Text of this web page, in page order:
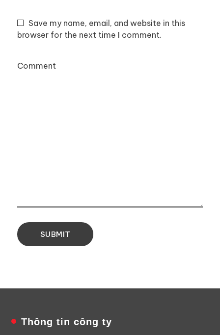
Save my name, email, and website in this
browser for the next time I comment.
Comment
Thông tin công ty